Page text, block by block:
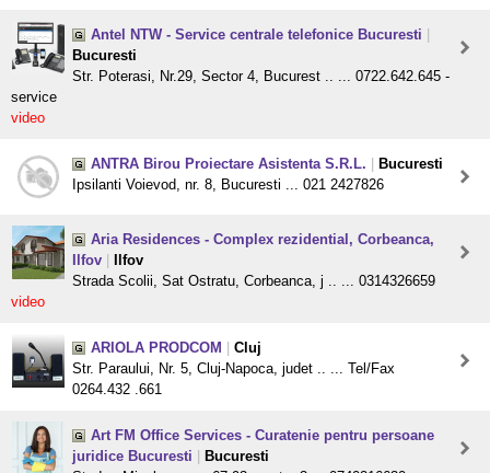
Antel NTW - Service centrale telefonice Bucuresti
Bucuresti
Str. Poterasi, Nr.29, Sector 4, Bucurest .. ... 0722.642.645 -
service
video
ANTRA Birou Proiectare Asistenta S.R.L.
Bucuresti
Ipsilanti Voievod, nr. 8, Bucuresti ... 021 2427826
Aria Residences - Complex rezidential, Corbeanca,
Ilfov
Ilfov
Strada Scolii, Sat Ostratu, Corbeanca, j .. ... 0314326659
video
ARIOLA PRODCOM
Cluj
Str. Paraului, Nr. 5, Cluj-Napoca, judet .. ... Tel/Fax
0264.432 .661
Art FM Office Services - Curatenie pentru persoane
juridice Bucuresti
Bucuresti